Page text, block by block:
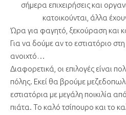
σήμερα επιχειρήσεις και
κατοικούνται, άλλα
Ώρα για φαγητό, ξεκούραση και
Για να δούμε αν το εστιατόριο
ανοιχτό…
Διαφορετικά, οι επιλογές είναι
πόλης. Εκεί θα βρούμε
εστιατόρια με μεγάλη ποικιλία
πιάτα. Το καλό τσίπουρο και το